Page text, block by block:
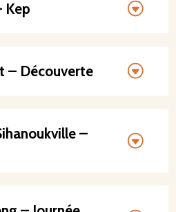
Kep
– Découverte
–